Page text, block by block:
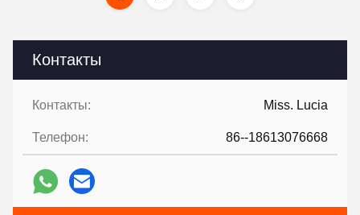
Контакты
Контакты: Miss. Lucia
Телефон: 86--18613076668